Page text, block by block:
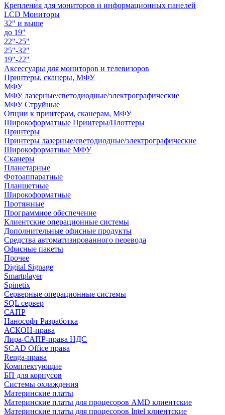
Крепления для мониторов и информационных панелей
LCD Мониторы
32" и выше
до 19"
22"-25"
25"-32"
19"-22"
Аксессуары для мониторов и телевизоров
Принтеры, сканеры, МФУ
МФУ
МФУ лазерные/светодиодные/электрографические
МФУ Струйные
Опции к принтерам, сканерам, МФУ
Широкоформатные Принтеры/Плоттеры
Принтеры
Принтеры лазерные/светодиодные/электрографические
Широкоформатные МФУ
Сканеры
Планетарные
Фотоаппаратные
Планшетные
Широкоформатные
Протяжные
Программное обеспечение
Клиентские операционные системы
Дополнительные офисные продукты
Средства автоматизированного перевода
Офисные пакеты
Прочее
Digital Signage
Smartplayer
Spinetix
Серверные операционные системы
SQL сервер
САПР
Нанософт Разработка
АСКОН-права
Лира-САПР-права НДС
SCAD Office права
Renga-права
Комплектующие
БП для корпусов
Системы охлаждения
Материнские платы
Материнские платы для процесоров AMD клиентские
Материнские платы для процесоров Intel клиентские